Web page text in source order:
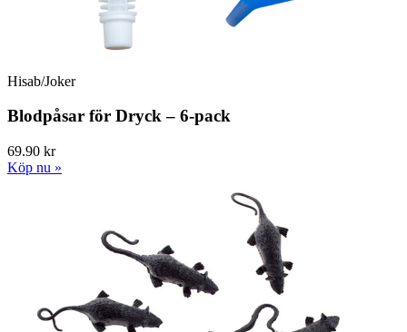
Hisab/Joker
Blodpåsar för Dryck – 6-pack
69.90 kr
Köp nu »